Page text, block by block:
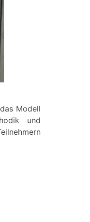
Modell
und